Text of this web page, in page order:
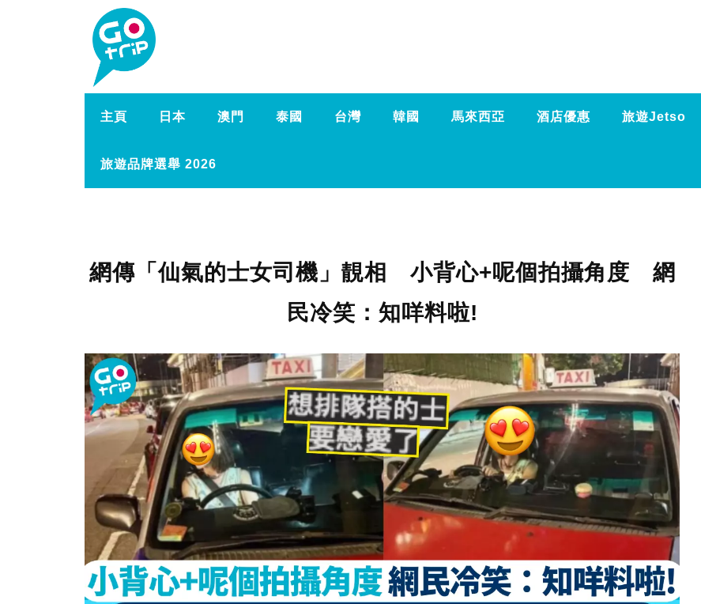
主頁 日本 澳門 泰國 台灣 韓國 馬來西亞 酒店優惠 旅遊Jetso
旅遊品牌選舉 2026
網傳「仙氣的士女司機」靚相 小背心+呢個拍攝角度 網
民冷笑：知咩料啦!